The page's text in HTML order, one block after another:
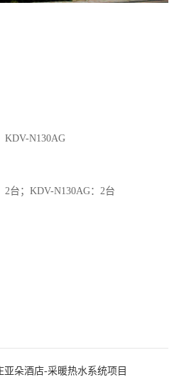
KDV-N130AG
2台；KDV-N130AG：2台
亚朵酒店-采暖热水系统项目